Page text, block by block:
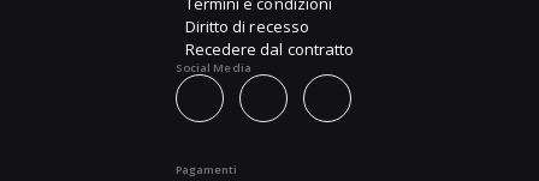
Diritto di recesso
Recedere dal contratto
Social Media
Pagamenti